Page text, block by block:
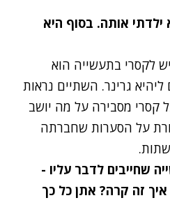
אותה. בסוף היא
לקסרי בתעשייה הוא
גרינר. השתיים נראות
קסרי מסבירה על מה יושב
על הסערות שחברתה
שחייבים לדבר עליו -
זה קרה? אתן כל כך